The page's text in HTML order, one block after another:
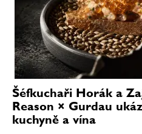
Šéfkuchaři Horák a
Reason × Gurdau
kuchyně a vína